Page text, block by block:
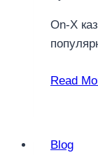
On-X
Read
Blog